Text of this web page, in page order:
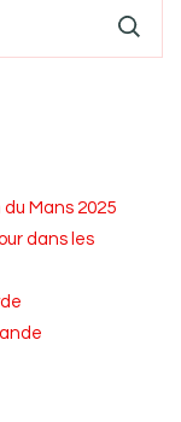
Mans 2025
dans les